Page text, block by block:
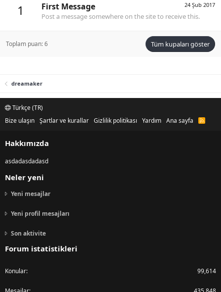
1 24 Şub 2017
First Message
Post a message somewhere on the site to receive this.
Toplam puan: 6 Tüm kupaları göster
dreamaker
Türkçe (TR)
Bize ulaşın Şartlar ve kurallar Gizlilik politikası Yardım Ana sayfa
R
Hakkımızda
asdadasdadasd
Neler yeni
Yeni mesajlar
Yeni profil mesajları
Son aktivite
Forum istatistikleri
Konular 99,614